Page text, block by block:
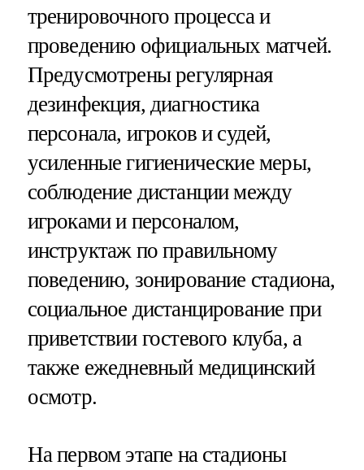
тренировочного процесса и
проведению официальных матчей.
Предусмотрены регулярная
дезинфекция, диагностика
персонала, игроков и судей,
усиленные гигиенические меры,
соблюдение дистанции между
игроками и персоналом,
инструктаж по правильному
поведению, зонирование стадиона,
социальное дистанцирование при
приветствии гостевого клуба, а
также ежедневный медицинский
осмотр.
На первом этапе на стадионы